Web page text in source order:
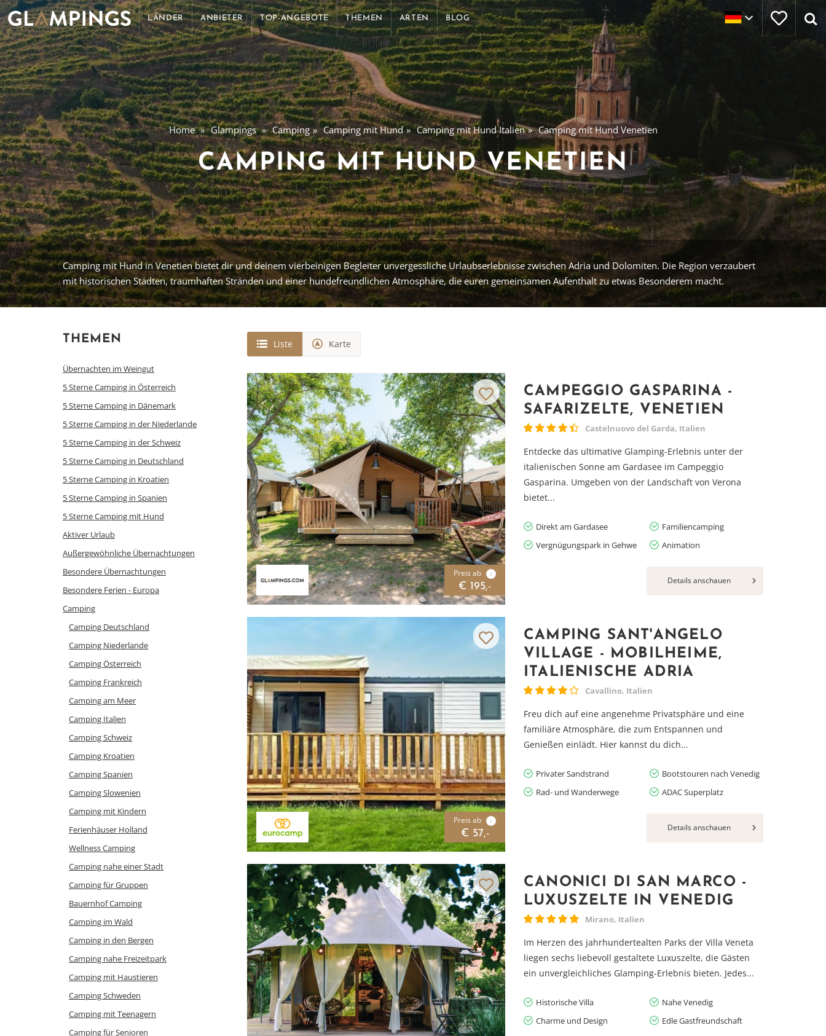
LÄNDER ANBIETER TOP-ANGEBOTE THEMEN ARTEN BLOG
Home Glampings Camping Camping mit Hund Camping mit Hund Italien Camping mit Hund Venetien
CAMPING MIT HUND VENETIEN
Camping mit Hund in Venetien bietet dir und deinem vierbeinigen Begleiter unvergessliche Urlaubserlebnisse zwischen Adria und Dolomiten. Die Region verzaubert
mit historischen Städten, traumhaften Stränden und einer hundefreundlichen Atmosphäre, die euren gemeinsamen Aufenthalt zu etwas Besonderem macht.
THEMEN
Übernachten im Weingut
5 Sterne Camping in Österreich
5 Sterne Camping in Dänemark
5 Sterne Camping in der Niederlande
5 Sterne Camping in der Schweiz
5 Sterne Camping in Deutschland
5 Sterne Camping in Kroatien
5 Sterne Camping in Spanien
5 Sterne Camping mit Hund
Aktiver Urlaub
Außergewöhnliche Übernachtungen
Besondere Übernachtungen
Besondere Ferien - Europa
Camping
Camping Deutschland
Camping Niederlande
Camping Österreich
Camping Frankreich
Camping am Meer
Camping Italien
Camping Schweiz
Camping Kroatien
Camping Spanien
Camping Slowenien
Camping mit Kindern
Ferienhäuser Holland
Wellness Camping
Camping nahe einer Stadt
Camping für Gruppen
Bauernhof Camping
Camping im Wald
Camping in den Bergen
Camping nahe Freizeitpark
Camping mit Haustieren
Camping Schweden
Camping mit Teenagern
Camping für Senioren
Liste Karte
Preis ab i
€ 195,-
CAMPEGGIO GASPARINA -
SAFARIZELTE, VENETIEN
Castelnuovo del Garda, Italien
Entdecke das ultimative Glamping-Erlebnis unter der
italienischen Sonne am Gardasee im Campeggio
Gasparina. Umgeben von der Landschaft von Verona
bietet...
Direkt am Gardasee
Familiencamping
Vergnügungspark in Gehwe
Animation
Details anschauen
Preis ab i
€ 57,-
CAMPING SANT'ANGELO
VILLAGE - MOBILHEIME,
ITALIENISCHE ADRIA
Cavallino, Italien
Freu dich auf eine angenehme Privatsphäre und eine
familiäre Atmosphäre, die zum Entspannen und
Genießen einlädt. Hier kannst du dich...
Privater Sandstrand
Bootstouren nach Venedig
Rad- und Wanderwege
ADAC Superplatz
Details anschauen
CANONICI DI SAN MARCO -
LUXUSZELTE IN VENEDIG
Mirano, Italien
Im Herzen des jahrhundertealten Parks der Villa Veneta
liegen sechs liebevoll gestaltete Luxuszelte, die Gästen
ein unvergleichliches Glamping-Erlebnis bieten. Jedes...
Historische Villa
Nahe Venedig
Charme und Design
Edle Gastfreundschaft